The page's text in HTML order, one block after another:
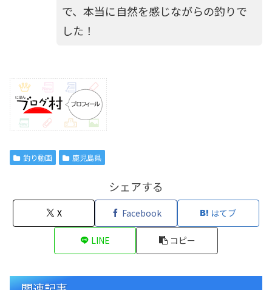
で、本当に自然を感じながらの釣りで
した！
釣り動画 鹿児島県
シェアする
X Facebook はてブ
LINE コピー